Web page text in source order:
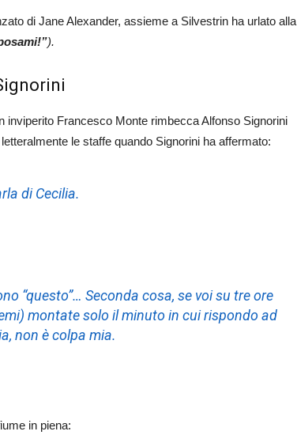
di Jane Alexander, assieme a Silvestrin ha urlato alla
).
inviperito Francesco Monte rimbecca Alfonso Signorini
le staffe quando Signorini ha affermato:
di Cecilia.
“questo”… Seconda cosa, se voi su tre ore
montate solo il minuto in cui rispondo ad
non è colpa mia.
in piena: